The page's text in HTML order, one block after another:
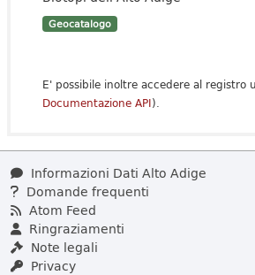
Geocatalogo
E' possibile inoltre accedere al registro
Documentazione API).
Informazioni Dati Alto Adige
Domande frequenti
Atom Feed
Ringraziamenti
Note legali
Privacy